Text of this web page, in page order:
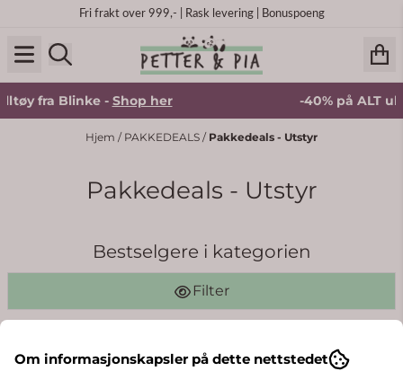
Hopp til innholdFri frakt over 999,- | Rask levering | Bonuspoeng
fra Blinke -Shop her -40% på ALT
Hjem / PAKKEDEALS / Pakkedeals - Utstyr
Pakkedeals - Utstyr
Bestselgere i kategorien
Filter
Om informasjonskapsler på dette nettstedet